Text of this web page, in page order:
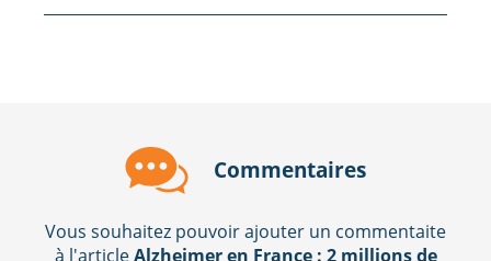
Commentaires
Vous souhaitez pouvoir ajouter un commentaite
à l'articleAlzheimer en France : 2 millions de